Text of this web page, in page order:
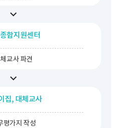
합지원센터
교사 파견
집, 대체교사
평가지 작성